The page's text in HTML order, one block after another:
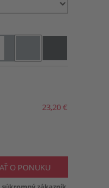
23,20 €